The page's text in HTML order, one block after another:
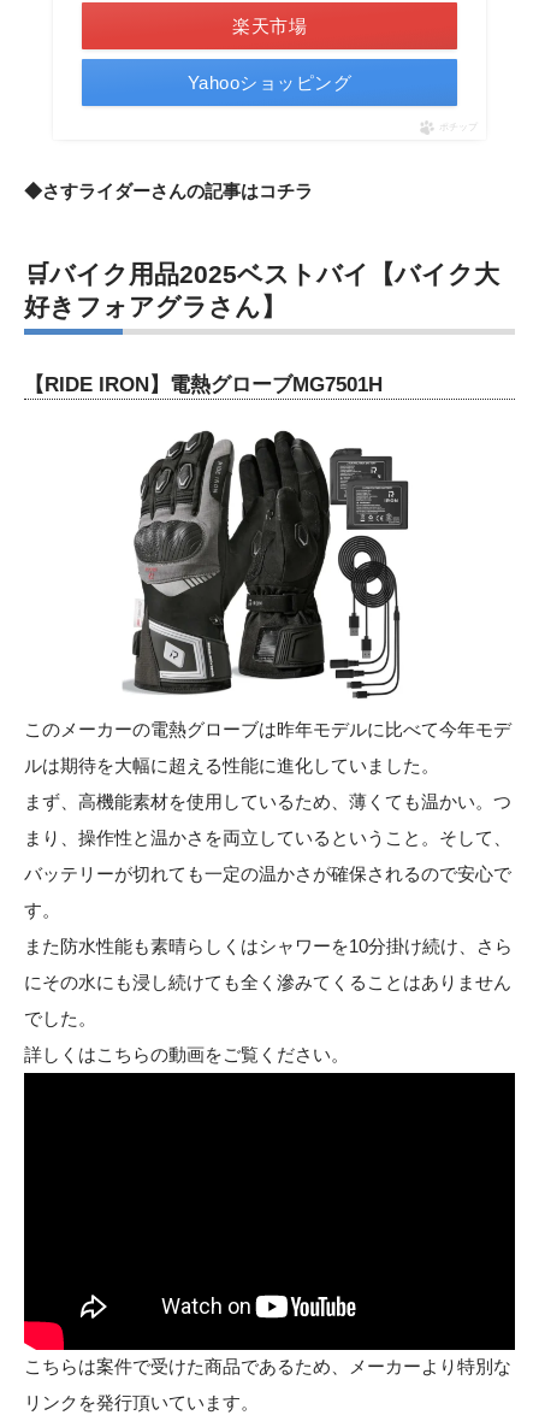
楽天市場
Yahooショッピング
ポチップ
◆さすライダーさんの記事はコチラ
🛒バイク用品2025ベストバイ【バイク大
好きフォアグラさん】
【RIDE IRON】電熱グローブMG7501H
このメーカーの電熱グローブは昨年モデルに比べて今年モデ
ルは期待を大幅に超える性能に進化していました。
まず、高機能素材を使用しているため、薄くても温かい。つ
まり、操作性と温かさを両立しているということ。そして、
バッテリーが切れても一定の温かさが確保されるので安心で
す。
また防水性能も素晴らしくはシャワーを10分掛け続け、さら
にその水にも浸し続けても全く滲みてくることはありません
でした。
詳しくはこちらの動画をご覧ください。
こちらは案件で受けた商品であるため、メーカーより特別な
リンクを発行頂いています。